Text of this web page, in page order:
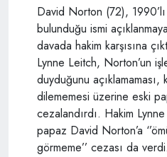
David Norton (72),
bulunduğu ismi
davada hakim karşısına
Lynne Leitch, Norton’un
duyduğunu
dilememesi üzerine eski
cezalandırdı. Hakim
papaz David Norton’a
görmeme’’ cezası da verdi.